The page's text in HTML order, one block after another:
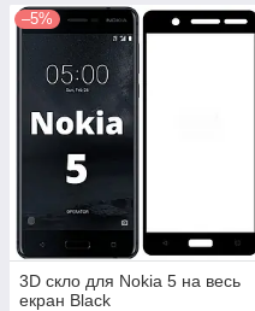
–5%
3D скло для Nokia 5 на весь
екран Black